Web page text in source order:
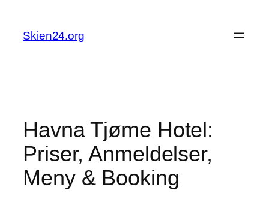
content
Skien24.org
Havna Tjøme Hotel:
Priser, Anmeldelser,
Meny & Booking